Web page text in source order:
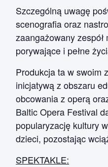
Szczególną uwagę
scenografia oraz
zaangażowany
porywające i pełne
Produkcja ta w swoim
inicjatywą z obszaru
obcowania z operą
Baltic Opera Festival
popularyzację kultury
dzieci, pozostając
SPEKTAKLE: